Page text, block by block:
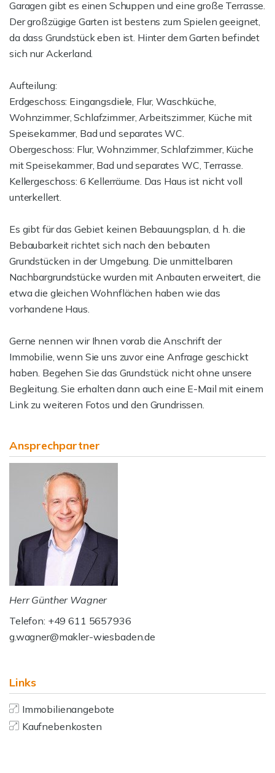
Garagen gibt es einen Schuppen und eine große Terrasse.
Der großzügige Garten ist bestens zum Spielen geeignet,
da dass Grundstück eben ist. Hinter dem Garten befindet
sich nur Ackerland.
Aufteilung:
Erdgeschoss: Eingangsdiele, Flur, Waschküche,
Wohnzimmer, Schlafzimmer, Arbeitszimmer, Küche mit
Speisekammer, Bad und separates WC.
Obergeschoss: Flur, Wohnzimmer, Schlafzimmer, Küche
mit Speisekammer, Bad und separates WC, Terrasse.
Kellergeschoss: 6 Kellerräume. Das Haus ist nicht voll
unterkellert.
Es gibt für das Gebiet keinen Bebauungsplan, d. h. die
Bebaubarkeit richtet sich nach den bebauten
Grundstücken in der Umgebung. Die unmittelbaren
Nachbargrundstücke wurden mit Anbauten erweitert, die
etwa die gleichen Wohnflächen haben wie das
vorhandene Haus.
Gerne nennen wir Ihnen vorab die Anschrift der
Immobilie, wenn Sie uns zuvor eine Anfrage geschickt
haben. Begehen Sie das Grundstück nicht ohne unsere
Begleitung. Sie erhalten dann auch eine E-Mail mit einem
Link zu weiteren Fotos und den Grundrissen.
Ansprechpartner
Herr Günther Wagner
Telefon: +49 611 5657936
g.wagner@makler-wiesbaden.de
Links
Immobilienangebote
Kaufnebenkosten